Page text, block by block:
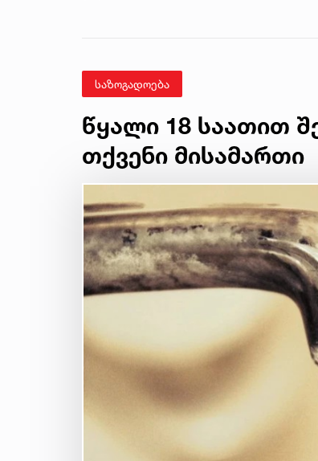
საზოგადოება
წყალი 18 საათით
თქვენი მისამართი